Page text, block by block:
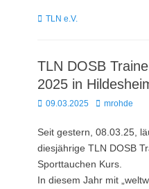
Kategorien
TLN e.V.
TLN DOSB
2025 in
Posted
09.03.2025 Autor
mrohde
Seit gestern, 08.03.25,
diesjährige TLN DOSB
Sporttauchen Kurs.
In diesem Jahr mit